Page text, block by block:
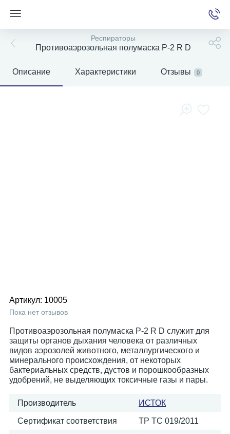
Респираторы
Противоаэрозольная полумаска Р-2 R D
Описание Характеристики Отзывы 0
Артикул: 10005
Пока нет отзывов
Противоаэрозольная полумаска Р-2 R D служит для
защиты органов дыхания человека от различных
видов аэрозолей животного, металлургического и
минерального происхождения, от некоторых
бактериальных средств, дустов и порошкообразных
удобрений, не выделяющих токсичные газы и пары.
Производитель ИСТОК
Сертификат соответствия ТР ТС 019/2011